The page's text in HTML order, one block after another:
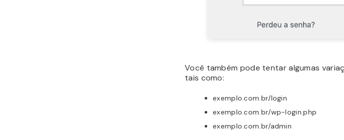
Você também pode tentar algumas
tais como:
exemplo.com.br/login
exemplo.com.br/wp-login.php
exemplo.com.br/admin